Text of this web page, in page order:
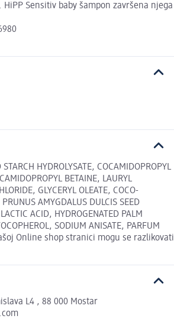
Sensitiv baby šampon završena njega
HYDROLYSATE, COCAMIDOPROPYL
BETAINE, LAURYL
GLYCERYL OLEATE, COCO-
AMYGDALUS DULCIS SEED
ACID, HYDROGENATED PALM
SODIUM ANISATE, PARFUM
Online shop stranici mogu se razlikovati
L4 , 88 000 Mostar